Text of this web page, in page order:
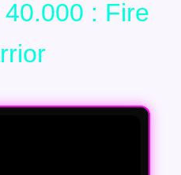
: Fire